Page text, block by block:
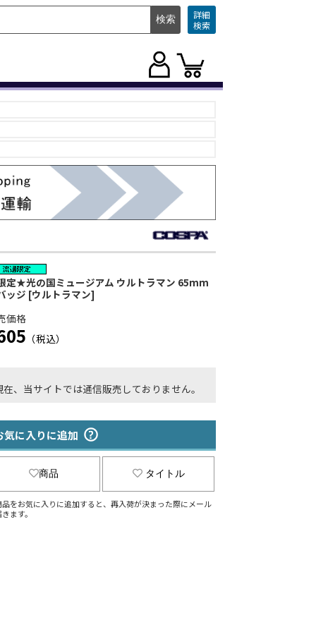
詳細
検索
★光の国ミュージアム ウルトラマン 65mm
ッジ [ウルトラマン]
価格
（税込）
在、当サイトでは通信販売しておりません。
気に入りに追加
商品 タイトル
をお気に入りに追加すると、再入荷が決まった際にメール
ます。